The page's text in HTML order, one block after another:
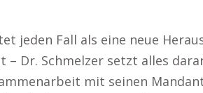
jeden Fall als eine neue
Dr. Schmelzer setzt alles
mit seinen